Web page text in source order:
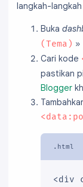
langkah-
Buka
(Tema) »
Cari kode
pastikan
Blogger
<div